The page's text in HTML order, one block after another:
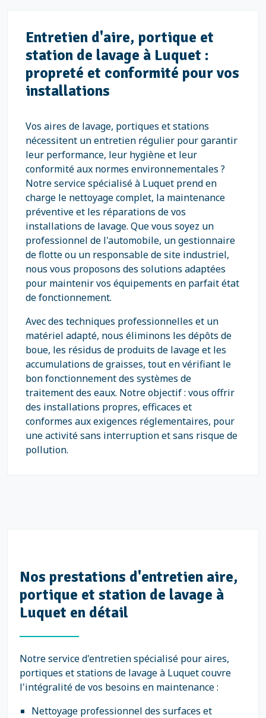
Entretien d'aire, portique et
station de lavage à Luquet :
propreté et conformité pour vos
installations
Vos aires de lavage, portiques et stations
nécessitent un entretien régulier pour garantir
leur performance, leur hygiène et leur
conformité aux normes environnementales ?
Notre service spécialisé à Luquet prend en
charge le nettoyage complet, la maintenance
préventive et les réparations de vos
installations de lavage. Que vous soyez un
professionnel de l'automobile, un gestionnaire
de flotte ou un responsable de site industriel,
nous vous proposons des solutions adaptées
pour maintenir vos équipements en parfait état
de fonctionnement.
Avec des techniques professionnelles et un
matériel adapté, nous éliminons les dépôts de
boue, les résidus de produits de lavage et les
accumulations de graisses, tout en vérifiant le
bon fonctionnement des systèmes de
traitement des eaux. Notre objectif : vous offrir
des installations propres, efficaces et
conformes aux exigences réglementaires, pour
une activité sans interruption et sans risque de
pollution.
Nos prestations d'entretien aire,
portique et station de lavage à
Luquet en détail
Notre service d'entretien spécialisé pour aires,
portiques et stations de lavage à Luquet couvre
l'intégralité de vos besoins en maintenance :
Nettoyage professionnel des surfaces et